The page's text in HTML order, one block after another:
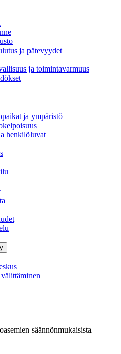
ja pätevyydet
ja toimintavarmuus
ja ympäristö
henkilöluvat
säännönmukaisista